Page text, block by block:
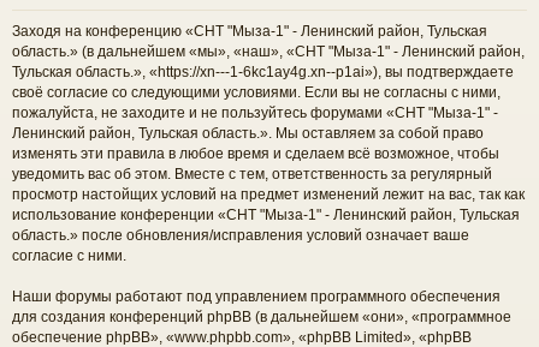
и
Заходя на конференцию «СНТ "Мыза-1" - Ленинский район, Тульская
область.» (в дальнейшем «мы», «наш», «СНТ "Мыза-1" - Ленинский район,
Тульская область.», «https://xn---1-6kc1ay4g.xn--p1ai»), вы подтверждаете
своё согласие со следующими условиями. Если вы не согласны с ними,
пожалуйста, не заходите и не пользуйтесь форумами «СНТ "Мыза-1" -
Ленинский район, Тульская область.». Мы оставляем за собой право
изменять эти правила в любое время и сделаем всё возможное, чтобы
уведомить вас об этом. Вместе с тем, ответственность за регулярный
просмотр настойщих условий на предмет изменений лежит на вас, так как
использование конференции «СНТ "Мыза-1" - Ленинский район, Тульская
область.» после обновления/исправления условий означает ваше
согласие с ними.
Наши форумы работают под управлением программного обеспечения
для создания конференций phpBB (в дальнейшем «они», «программное
обеспечение phpBB», «www.phpbb.com», «phpBB Limited», «phpBB